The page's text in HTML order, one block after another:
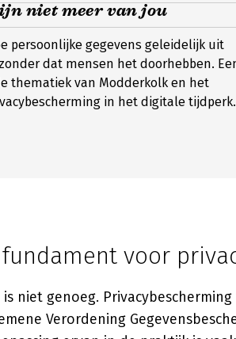
niet meer van jou
persoonlijke gegevens geleidelijk uit
dat mensen het doorhebben.
thematiek van Modderkolk en het
in het digitale tijdperk.
voor
niet genoeg.
Verordening